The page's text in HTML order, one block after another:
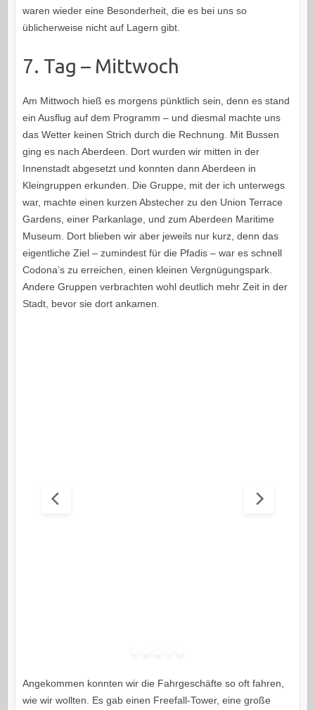
waren wieder eine Besonderheit, die es bei uns so
üblicherweise nicht auf Lagern gibt.
7. Tag – Mittwoch
Am Mittwoch hieß es morgens pünktlich sein, denn es stand
ein Ausflug auf dem Programm – und diesmal machte uns
das Wetter keinen Strich durch die Rechnung. Mit Bussen
ging es nach Aberdeen. Dort wurden wir mitten in der
Innenstadt abgesetzt und konnten dann Aberdeen in
Kleingruppen erkunden. Die Gruppe, mit der ich unterwegs
war, machte einen kurzen Abstecher zu den Union Terrace
Gardens, einer Parkanlage, und zum Aberdeen Maritime
Museum. Dort blieben wir aber jeweils nur kurz, denn das
eigentliche Ziel – zumindest für die Pfadis – war es schnell
Codona’s zu erreichen, einen kleinen Vergnügungspark.
Andere Gruppen verbrachten wohl deutlich mehr Zeit in der
Stadt, bevor sie dort ankamen.
Angekommen konnten wir die Fahrgeschäfte so oft fahren,
wie wir wollten. Es gab einen Freefall-Tower, eine große